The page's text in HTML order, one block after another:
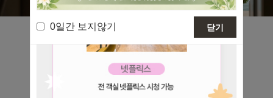
0일간 보지않기 닫기
SUNRISE WINDOW
PENSION